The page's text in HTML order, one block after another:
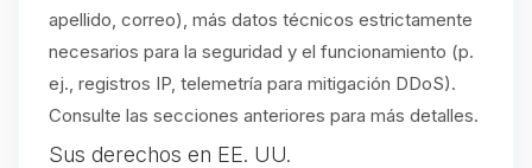
apellido, correo), más datos técnicos estrictamente
necesarios para la seguridad y el funcionamiento (p.
ej., registros IP, telemetría para mitigación DDoS).
Consulte las secciones anteriores para más detalles.
Sus derechos en EE. UU.